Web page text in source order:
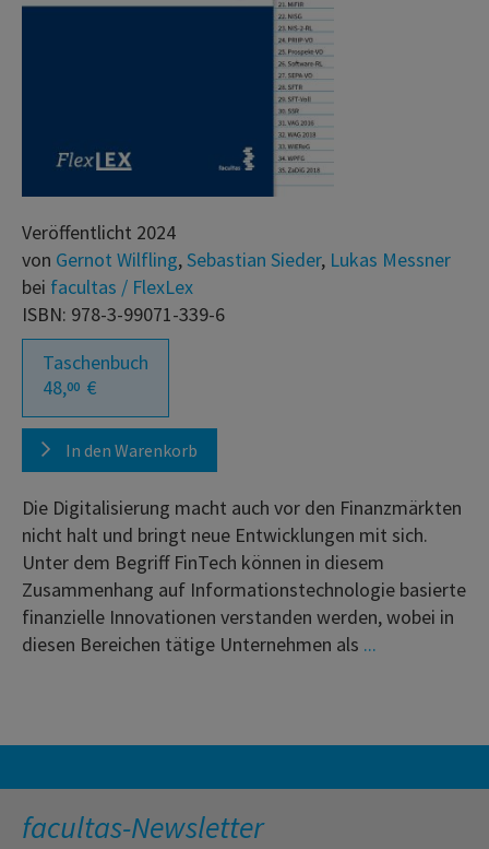
Veröffentlicht 2024
von Gernot Wilfling,Sebastian Sieder, Lukas Messner
bei facultas / FlexLex
ISBN: 978-3-99071-339-6
Taschenbuch
48,00 €
In den Warenkorb
Die Digitalisierung macht auch vor den Finanzmärkten
nicht halt und bringt neue Entwicklungen mit sich.
Unter dem Begriff FinTech können in diesem
Zusammenhang auf Informationstechnologie basierte
finanzielle Innovationen verstanden werden, wobei in
diesen Bereichen tätige Unternehmen als ...
facultas-Newsletter